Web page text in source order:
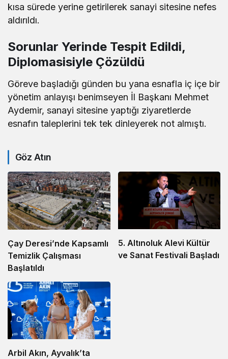
kısa sürede yerine getirilerek sanayi sitesine nefes
aldırıldı.
Sorunlar Yerinde Tespit Edildi,
Diplomasisiyle Çözüldü
Göreve başladığı günden bu yana esnafla iç içe bir
yönetim anlayışı benimseyen İl Başkanı Mehmet
Aydemir, sanayi sitesine yaptığı ziyaretlerde
esnafın taleplerini tek tek dinleyerek not almıştı.
Göz Atın
Çay Deresi’nde Kapsamlı
Temizlik Çalışması
Başlatıldı
5. Altınoluk Alevi Kültür
ve Sanat Festivali Başladı
Arbil Akın, Ayvalık’ta